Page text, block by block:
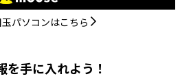
パソコンはこちら
を手に入れよう！